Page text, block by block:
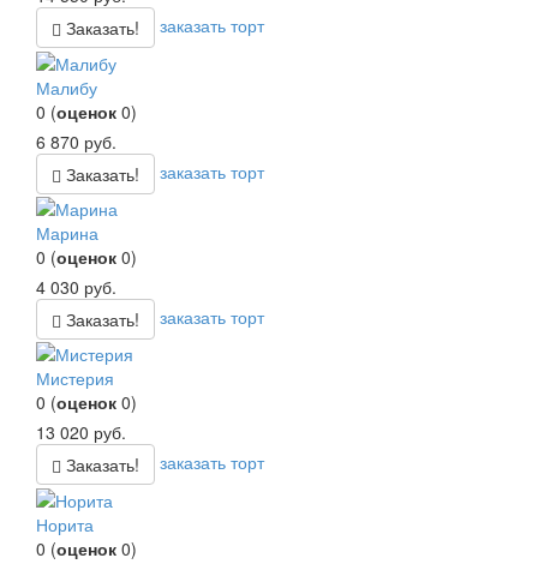
Заказать!
заказать торт
Малибу
0 (оценок 0)
6 870 руб.
Заказать!
заказать торт
Марина
0 (оценок 0)
4 030 руб.
Заказать!
заказать торт
Мистерия
0 (оценок 0)
13 020 руб.
Заказать!
заказать торт
Норита
0 (оценок 0)